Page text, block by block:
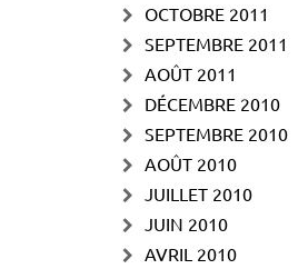
OCTOBRE 2011
SEPTEMBRE 2011
AOÛT 2011
DÉCEMBRE 2010
SEPTEMBRE 2010
AOÛT 2010
JUILLET 2010
JUIN 2010
AVRIL 2010